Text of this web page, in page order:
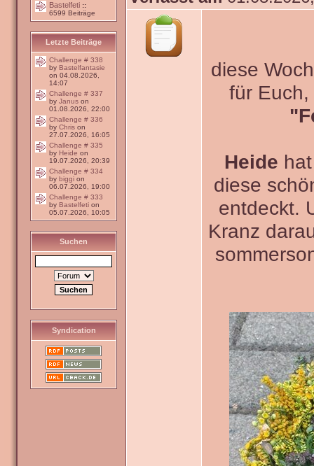
Bastelfeti ::
6599 Beiträge
Letzte Beiträge
Challenge # 338
by Bastelfantasie
on 04.08.2026,
14:07
Challenge # 337
by Janus on
01.08.2026, 22:00
Challenge # 336
by Chris on
27.07.2026, 16:05
Challenge # 335
by Heide on
19.07.2026, 20:39
Challenge # 334
by biggi on
06.07.2026, 19:00
Challenge # 333
by Bastelfeti on
05.07.2026, 10:05
Suchen
Syndication
diese
für Euch,
Heide
diese
entdeckt.
Kranz